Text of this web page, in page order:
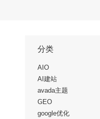
分类
AIO
AI建站
avada主题
GEO
google优化